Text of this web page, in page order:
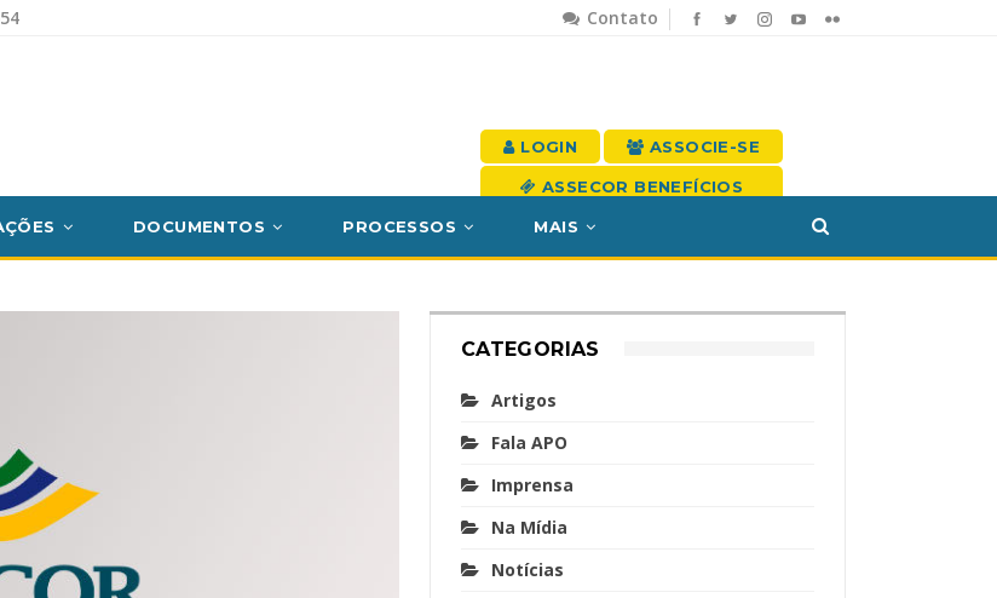
Contato
LOGIN ASSOCIE-SE
ASSECOR BENEFÍCIOS
DOCUMENTOS PROCESSOS MAIS
CATEGORIAS
Artigos
Fala APO
Imprensa
Na Mídia
Notícias